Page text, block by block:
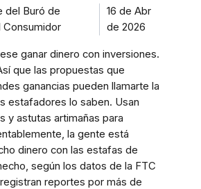
del Buró de
Consumidor
16 de Abr
de 2026
ganar dinero con inversiones.
que las propuestas que
ganancias pueden llamarte la
estafadores lo saben. Usan
y astutas artimañas para
la gente está
dinero con las estafas de
según los datos de la FTC
reportes por más de